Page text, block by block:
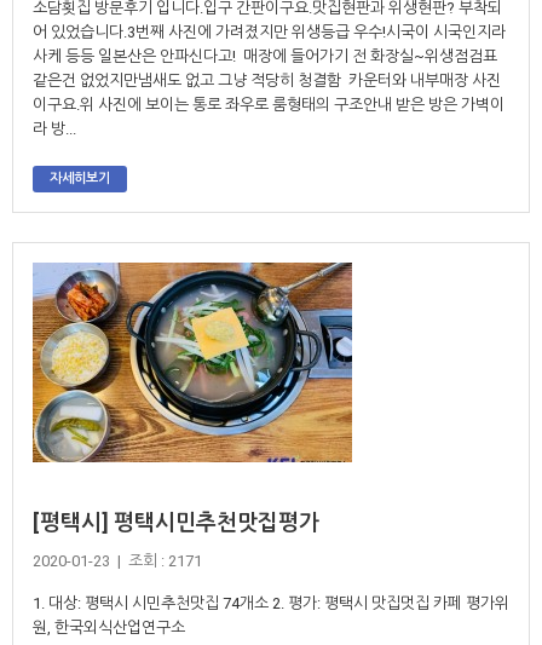
소담횟집 방문후기 입니다.입구 간판이구요.맛집현판과 위생현판? 부착되
어 있었습니다.3번째 사진에 가려졌지만 위생등급 우수!시국이 시국인지라
사케 등등 일본산은 안파신다고! 매장에 들어가기 전 화장실~위생점검표
같은건 없었지만냄새도 없고 그냥 적당히 청결함 카운터와 내부매장 사진
이구요.위 사진에 보이는 통로 좌우로 룸형태의 구조안내 받은 방은 가벽이
라 방...
자세히보기
[평택시] 평택시민추천맛집평가
2020-01-23 | 조회 : 2171
1. 대상: 평택시 시민추천맛집 74개소 2. 평가: 평택시 맛집멋집 카페 평가위
원, 한국외식산업연구소